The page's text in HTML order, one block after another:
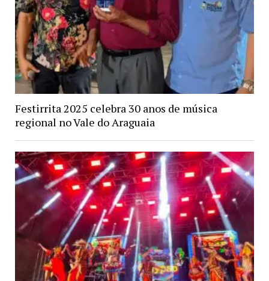
Festirrita 2025 celebra 30 anos de música
regional no Vale do Araguaia